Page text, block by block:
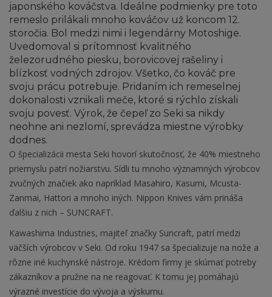
japonského kováčstva. Ideálne podmienky pre toto
remeslo prilákali mnoho kováčov už koncom 12.
storočia. Bol medzi nimi i legendárny Motoshige.
Uvedomoval si prítomnosť kvalitného
železorudného piesku, borovicovej rašeliny i
blízkosť vodných zdrojov. Všetko, čo kováč pre
svoju prácu potrebuje. Pridaním ich remeselnej
dokonalosti vznikali meče, ktoré si rýchlo získali
svoju povesť. Výrok, že čepeľ zo Seki sa nikdy
neohne ani nezlomí, sprevádza miestne výrobky
dodnes.
O špecializácii mesta Seki hovorí skutočnosť, že 40% miestneho
priemyslu patrí nožiarstvu. Sídli tu mnoho významných výrobcov
zvučných značiek ako napríklad Masahiro, Kasumi, Mcusta-
Zanmai, Hattori a mnoho iných. Nippon Knives vám prináša
ďalšiu z nich – SUNCRAFT.
Kawashima Industries, majiteľ značky Suncraft, patrí medzi
väčších výrobcov v Seki. Od roku 1947 sa špecializuje na nože a
rôzne iné kuchynské nástroje. Krédom firmy je skúmať potreby
zákazníkov a pružne na ne reagovať. K tomu jej pomáhajú
výrazné investície do vývoja a výskumu.